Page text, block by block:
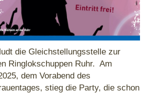
die Gleichstellungsstelle zur
Ringlokschuppen Ruhr. Am
dem Vorabend des
stieg die Party, die schon